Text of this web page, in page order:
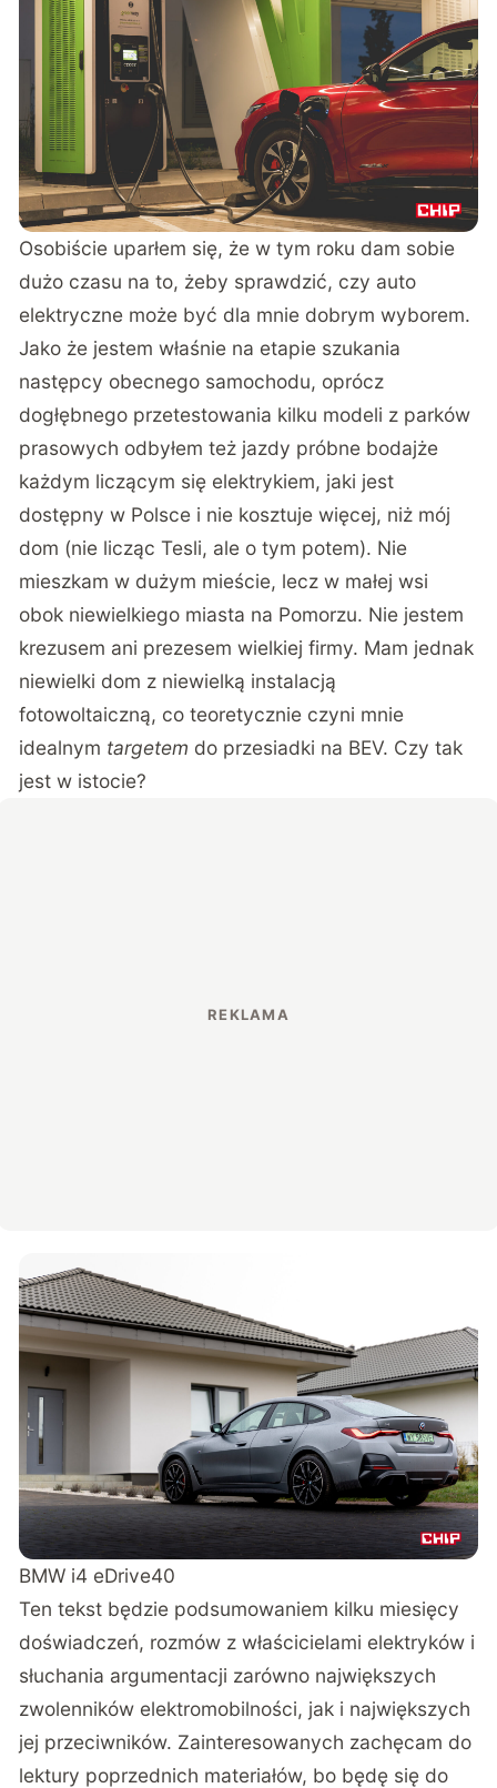
Osobiście uparłem się, że w tym roku dam sobie
dużo czasu na to, żeby sprawdzić, czy auto
elektryczne może być dla mnie dobrym wyborem.
Jako że jestem właśnie na etapie szukania
następcy obecnego samochodu, oprócz
dogłębnego przetestowania kilku modeli z parków
prasowych odbyłem też jazdy próbne bodajże
każdym liczącym się elektrykiem, jaki jest
dostępny w Polsce i nie kosztuje więcej, niż mój
dom (nie licząc Tesli, ale o tym potem). Nie
mieszkam w dużym mieście, lecz w małej wsi
obok niewielkiego miasta na Pomorzu. Nie jestem
krezusem ani prezesem wielkiej firmy. Mam jednak
niewielki dom z niewielką instalacją
fotowoltaiczną, co teoretycznie czyni mnie
idealnym targetem do przesiadki na BEV. Czy tak
jest w istocie?
BMW i4 eDrive40
Ten tekst będzie podsumowaniem kilku miesięcy
doświadczeń, rozmów z właścicielami elektryków i
słuchania argumentacji zarówno największych
zwolenników elektromobilności, jak i największych
jej przeciwników. Zainteresowanych zachęcam do
lektury poprzednich materiałów, bo będę się do